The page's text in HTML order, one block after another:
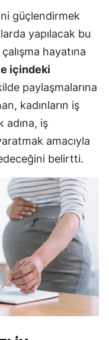
güçlendirmek
yapılacak bu
hayatına
içindeki
paylaşmalarına
kadınların iş
adına, iş
amacıyla
belirtti.